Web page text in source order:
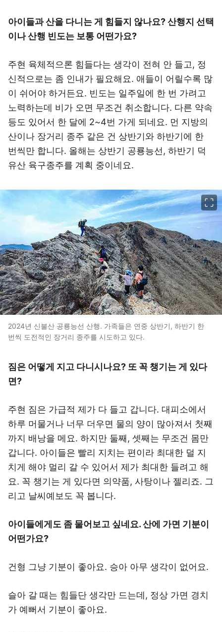
아이들과 산을 다니는 게 힘들지 않나요? 산행지 선택
이나 산행 빈도는 보통 어떤가요?
주현 육체적으론 힘들다는 생각이 전혀 안 들고, 정
신적으로는 좀 인내가 필요해요. 애들이 어릴수록 많
이 쉬어야 하거든요. 빈도는 일주일에 한 번 가려고
노력하는데 비가 오면 무조건 취소합니다. 다른 약속
등도 있어서 한 달에 2~4번 가게 되네요. 먼 지방의
산이나 장거리 종주 같은 건 상반기와 하반기에 한
번씩만 합니다. 올해는 상반기 공룡능선, 하반기 덕
유산 육구종주를 계획 중이네요.
2024년 신불산 공룡능선 산행. 가족들은 연중 상반기, 하반기 한
번씩 도전적인 장거리 종주를 시도하고 있다.
짐은 어떻게 지고 다니시나요? 또 꼭 챙기는 게 있다
면?
주현 짐은 가급적 제가 다 들고 갑니다. 대피소에서
하루 머물거나 너무 더우면 물의 양이 많아져서 첫째
까지 배낭을 메요. 하지만 둘째, 셋째는 무조건 몸만
갑니다. 아이들은 빨리 지치는 편이라 최대한 덜 지
치게 해야 멀리 갈 수 있어서 제가 최대한 들려고 해
요. 꼭 챙기는 게 있다면 의약품, 사탕이나 젤리죠. 그
리고 날씨예보도 꼭 봅니다.
아이들에게도 좀 물어보고 싶네요. 산에 가면 기분이
어떤가요?
건형 그냥 기분이 좋아요. 승아 아무 생각이 없어요.
슬아 갈 때는 힘들단 생각만 드는데, 정상 가면 경치
가 예뻐서 기분이 좋아요.